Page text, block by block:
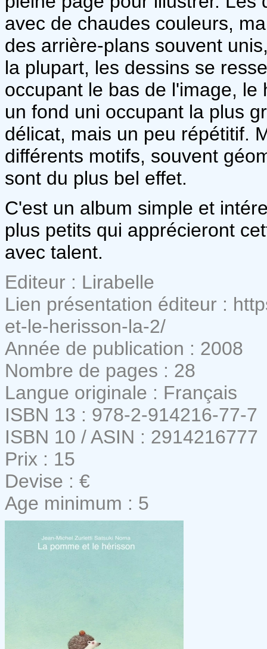
avec de chaudes couleurs,
des arrière-plans souvent
la plupart, les dessins se
occupant le bas de l'image,
un fond uni occupant la plus
délicat, mais un peu répétitif.
différents motifs, souvent
sont du plus bel effet.
C'est un album simple et
plus petits qui apprécieront
avec talent.
Editeur : Lirabelle
Lien présentation éditeur :
et-le-herisson-la-2/
Année de publication : 2008
Nombre de pages : 28
Langue originale : Français
ISBN 13 : 978-2-914216-77-7
ISBN 10 / ASIN : 2914216777
Prix : 15
Devise : €
Age minimum : 5